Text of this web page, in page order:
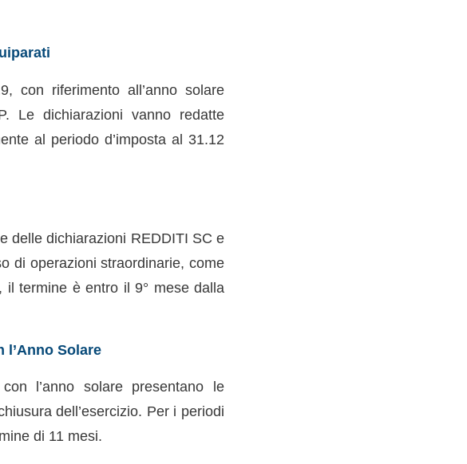
con riferimento all’anno solare
Le dichiarazioni vanno redatte
al periodo d’imposta al 31.12
delle dichiarazioni REDDITI SC e
di operazioni straordinarie, come
termine è entro il 9° mese dalla
l’Anno Solare
l’anno solare presentano le
dell’esercizio. Per i periodi
di 11 mesi.